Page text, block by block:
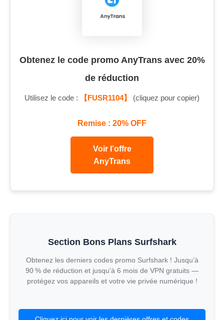
Obtenez le code promo AnyTrans avec 20%
de réduction
Utilisez le code : 【FUSR1104】 (cliquez pour copier)
Remise : 20% OFF
Voir l’offre
AnyTrans
Section Bons Plans Surfshark
Obtenez les derniers codes promo Surfshark ! Jusqu’à
90 % de réduction et jusqu’à 6 mois de VPN gratuits —
protégez vos appareils et votre vie privée numérique !